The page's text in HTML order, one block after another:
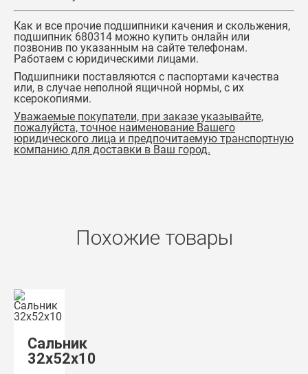
Как и все прочие подшипники качения и скольжения,
подшипник 680314 можно купить онлайн или
позвонив по указанным на сайте телефонам.
Работаем с юридическими лицами.
Подшипники поставляются с паспортами качества
или, в случае неполной ящичной нормы, с их
ксерокопиями.
Уважаемые покупатели, при заказе указывайте,
пожалуйста, точное наименование Вашего
юридического лица и предпочитаемую транспортную
компанию для доставки в Ваш город.
Похожие товары
Сальник
32х52х10